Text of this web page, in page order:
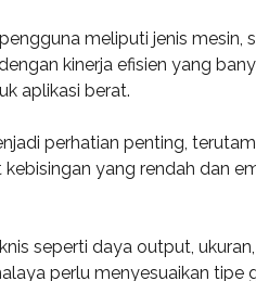
meliputi jenis
kinerja efisien yang
aplikasi berat.
perhatian penting,
yang rendah dan
seperti daya output,
perlu menyesuaikan